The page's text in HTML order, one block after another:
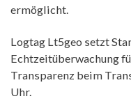
ermöglicht.
Logtag Lt5geo setzt
Echtzeitüberwachung
Transparenz beim
Uhr.